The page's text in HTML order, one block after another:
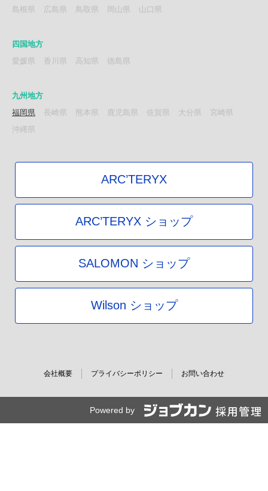
島根県
広島県 鳥取県 岡山県 山口県
四国地方
愛媛県
香川県 高知県 徳島県
九州地方
福岡県
長崎県 熊本県 鹿児島県 佐賀県 大分県
宮崎県
沖縄県
ARC’TERYX
ARC’TERYX ショップ
SALOMON ショップ
Wilson ショップ
会社概要 プライバシーポリシー お問い合わせ
Powered by